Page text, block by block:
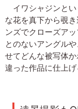
イワシャジンとい
な花を真下から覗
ンズでクローズア
とのないアングル
せてどんな被写体
違った作品に仕上げ